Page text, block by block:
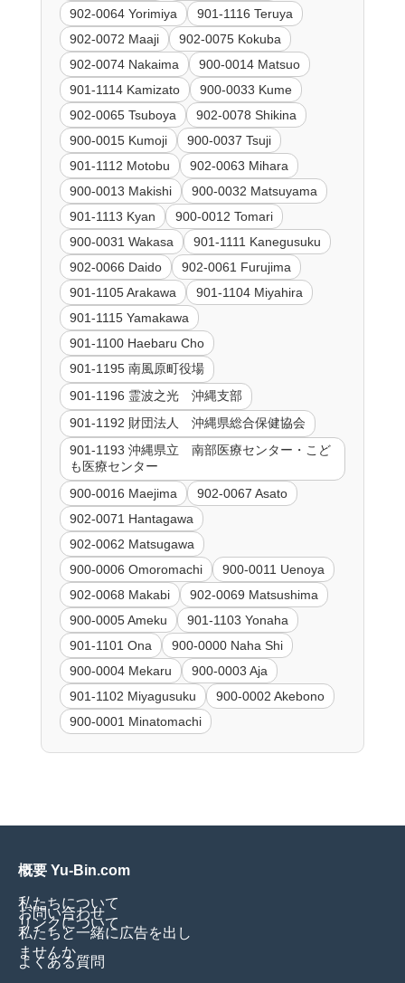
902-0064 Yorimiya
901-1116 Teruya
902-0072 Maaji
902-0075 Kokuba
902-0074 Nakaima
900-0014 Matsuo
901-1114 Kamizato
900-0033 Kume
902-0065 Tsuboya
902-0078 Shikina
900-0015 Kumoji
900-0037 Tsuji
901-1112 Motobu
902-0063 Mihara
900-0013 Makishi
900-0032 Matsuyama
901-1113 Kyan
900-0012 Tomari
900-0031 Wakasa
901-1111 Kanegusuku
902-0066 Daido
902-0061 Furujima
901-1105 Arakawa
901-1104 Miyahira
901-1115 Yamakawa
901-1100 Haebaru Cho
901-1195 南風原町役場
901-1196 霊波之光 沖縄支部
901-1192 財団法人 沖縄県総合保健協会
901-1193 沖縄県立 南部医療センター・こど
も医療センター
900-0016 Maejima
902-0067 Asato
902-0071 Hantagawa
902-0062 Matsugawa
900-0006 Omoromachi
900-0011 Uenoya
902-0068 Makabi
902-0069 Matsushima
900-0005 Ameku
901-1103 Yonaha
901-1101 Ona
900-0000 Naha Shi
900-0004 Mekaru
900-0003 Aja
901-1102 Miyagusuku
900-0002 Akebono
900-0001 Minatomachi
概要 Yu-Bin.com
私たちについて
お問い合わせ
リンクについて
私たちと一緒に広告を出し
ませんか
よくある質問